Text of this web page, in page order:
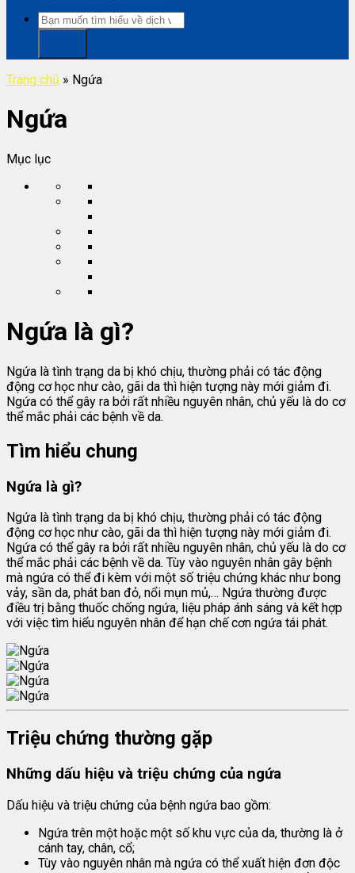
Trang chủ » Ngứa
Ngứa
Mục lục
Ngứa là gì?
Ngứa là tình trạng da bị khó chịu, thường phải có tác động
động cơ học như cào, gãi da thì hiện tượng này mới giảm đi.
Ngứa có thể gây ra bởi rất nhiều nguyên nhân, chủ yếu là do cơ
thể mắc phải các bệnh về da.
Tìm hiểu chung
Ngứa là gì?
Ngứa là tình trạng da bị khó chịu, thường phải có tác động
động cơ học như cào, gãi da thì hiện tượng này mới giảm đi.
Ngứa có thể gây ra bởi rất nhiều nguyên nhân, chủ yếu là do cơ
thể mắc phải các bệnh về da. Tùy vào nguyên nhân gây bệnh
mà ngứa có thể đi kèm với một số triệu chứng khác như bong
vảy, sần da, phát ban đỏ, nổi mụn mủ,… Ngứa thường được
điều trị bằng thuốc chống ngứa, liệu pháp ánh sáng và kết hợp
với việc tìm hiểu nguyên nhân để hạn chế cơn ngứa tái phát.
Triệu chứng thường gặp
Những dấu hiệu và triệu chứng của ngứa
Dấu hiệu và triệu chứng của bệnh ngứa bao gồm:
Ngứa trên một hoặc một số khu vực của da, thường là ở
cánh tay, chân, cổ;
Tùy vào nguyên nhân mà ngứa có thể xuất hiện đơn độc